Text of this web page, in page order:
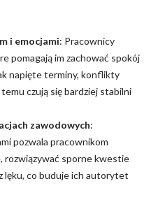
i emocjami: Pracownicy
pomagają im zachować spokój
napięte terminy, konflikty
czują się bardziej stabilni
zawodowych:
pozwala pracownikom
rozwiązywać sporne kwestie
lęku, co buduje ich autorytet